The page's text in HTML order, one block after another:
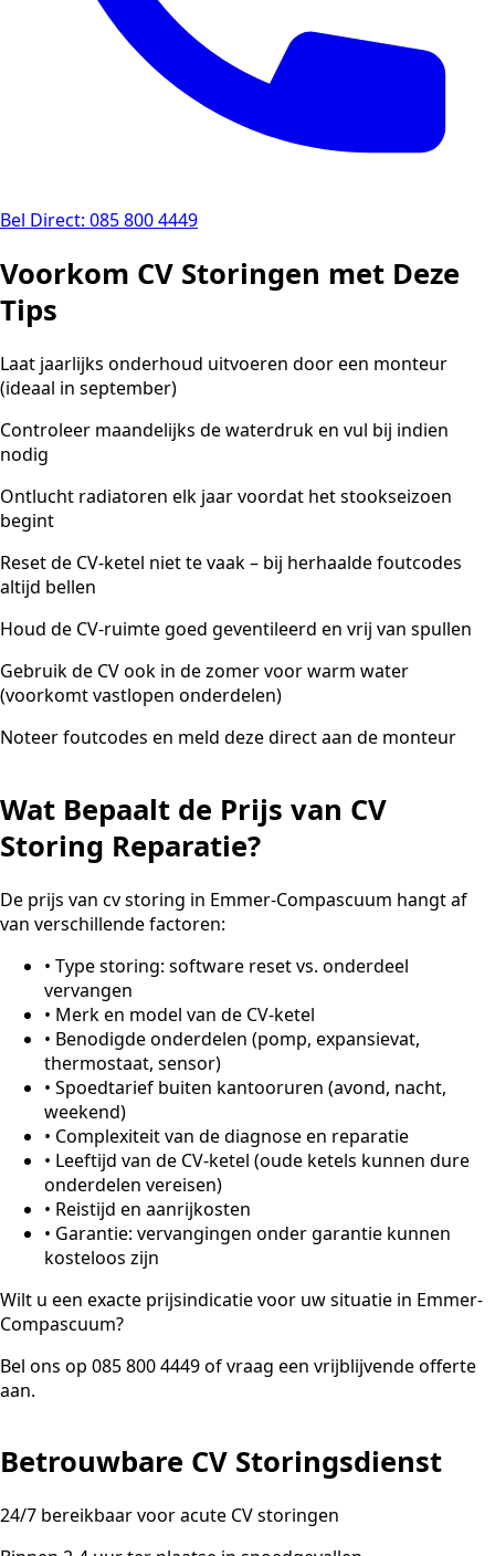
Bel Direct: 085 800 4449
Voorkom CV Storingen met Deze
Tips
Laat jaarlijks onderhoud uitvoeren door een monteur
(ideaal in september)
Controleer maandelijks de waterdruk en vul bij indien
nodig
Ontlucht radiatoren elk jaar voordat het stookseizoen
begint
Reset de CV-ketel niet te vaak – bij herhaalde foutcodes
altijd bellen
Houd de CV-ruimte goed geventileerd en vrij van spullen
Gebruik de CV ook in de zomer voor warm water
(voorkomt vastlopen onderdelen)
Noteer foutcodes en meld deze direct aan de monteur
Wat Bepaalt de Prijs van CV
Storing Reparatie?
De prijs van cv storing in Emmer-Compascuum hangt af
van verschillende factoren:
• Type storing: software reset vs. onderdeel
vervangen
• Merk en model van de CV-ketel
• Benodigde onderdelen (pomp, expansievat,
thermostaat, sensor)
• Spoedtarief buiten kantooruren (avond, nacht,
weekend)
• Complexiteit van de diagnose en reparatie
• Leeftijd van de CV-ketel (oude ketels kunnen dure
onderdelen vereisen)
• Reistijd en aanrijkosten
• Garantie: vervangingen onder garantie kunnen
kosteloos zijn
Wilt u een exacte prijsindicatie voor uw situatie in Emmer-
Compascuum?
Bel ons op 085 800 4449 of vraag een vrijblijvende offerte
aan.
Betrouwbare CV Storingsdienst
24/7 bereikbaar voor acute CV storingen